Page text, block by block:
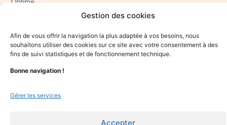
Gestion des cookies
Afin de vous offrir la navigation la plus adaptée à vos besoins, nous
souhaitons utiliser des cookies sur ce site avec votre consentement à des
fins de suivi statistiques et de fonctionnement technique.
Bonne navigation !
Gérer les services
Accepter